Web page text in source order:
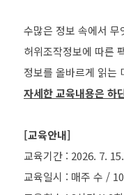
수많은 정보 속에서
허위조작정보에 따른
자세한 교육내용은 하
[교육안내]
교육기간 : 2026. 7.
교육일시 : 매주 수 /